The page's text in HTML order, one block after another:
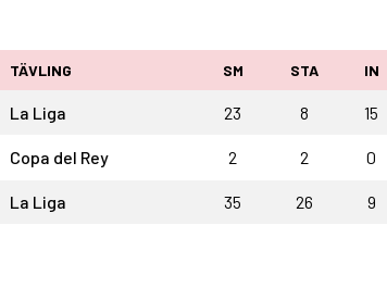
TÄVLING SM STA IN
La Liga 23 8 15
Copa del Rey 2 2 0
La Liga 35 26 9